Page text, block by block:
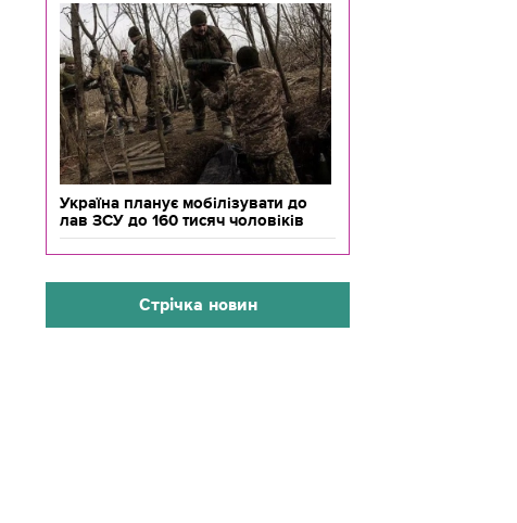
Україна планує мобілізувати до
лав ЗСУ до 160 тисяч чоловіків
Стрічка новин